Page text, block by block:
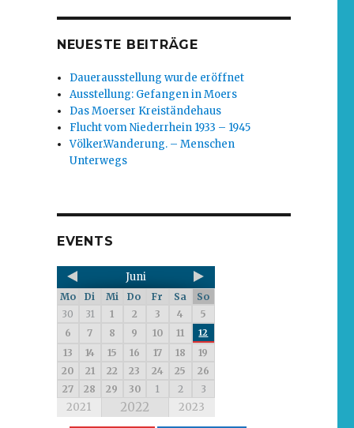
NEUESTE BEITRÄGE
Dauerausstellung wurde eröffnet
Ausstellung: Gefangen in Moers
Das Moerser Kreiständehaus
Flucht vom Niederrhein 1933 – 1945
Völker.Wanderung. – Menschen
Unterwegs
EVENTS
Juni
Mo Di Mi Do Fr Sa
So
30
31 1 2 3 4
5
6
7 8 9 10 11 12
13 14 15 16 17 18
19
20
21 22 23 24 25
26
27
28 29 30 1 2 3
2021 2022 2023